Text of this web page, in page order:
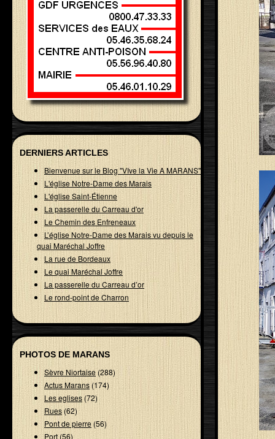
DERNIERS ARTICLES
Bienvenue sur le Blog "VIve la Vie A MARANS"
L'église Notre-Dame des Marais
L'église Saint-Étienne
La passerelle du Carreau d'or
Le Chemin des Enfreneaux
L’église Notre-Dame des Marais vu depuis le
quai Maréchal Joffre
La rue de Bordeaux
Le quai Maréchal Joffre
La passerelle du Carreau d’or
Le rond-point de Charron
PHOTOS DE MARANS
Sèvre Niortaise(288)
Actus Marans (174)
Les eglises(72)
Rues(62)
Pont de pierre(56)
Port(56)